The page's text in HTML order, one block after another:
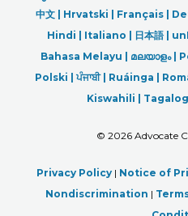
中文 | Hrvatski | Français |
Hindi
Italiano 日本語|
Bahasa Melayu | മലയാളം|
Polski |ਪੰਜਾਬੀ| Ruáinga |
Kiswahili | Tagalog
© 2026 Advocate
Privacy Policy| Notice of
Nondiscrimination |